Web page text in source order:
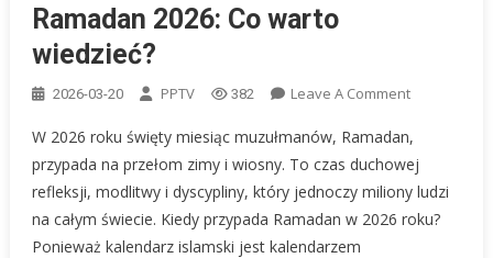
Ramadan 2026: Co warto
wiedzieć?
2026-03-20 PPTV 382 Leave A CommentOn
2026:
Co
Warto
Wiedzieć?
W 2026 roku święty miesiąc muzułmanów, Ramadan,
przypada na przełom zimy i wiosny. To czas duchowej
refleksji, modlitwy i dyscypliny, który jednoczy miliony ludzi
na całym świecie. Kiedy przypada Ramadan w 2026 roku?
Ponieważ kalendarz islamski jest kalendarzem